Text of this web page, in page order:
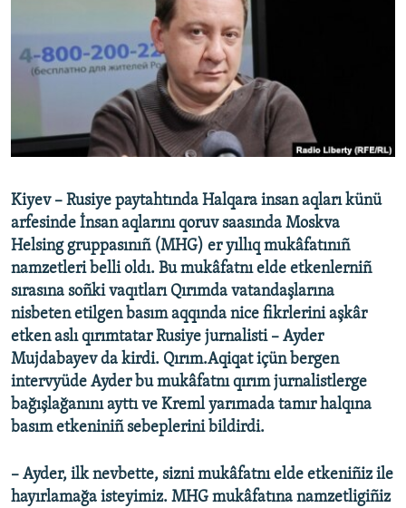
Українською
RFE/RS bütün saytları
Kiyev – Rusiye paytahtında Halqara insan aqları künü
arfesinde İnsan aqlarını qoruv saasında Moskva
Helsing gruppasınıñ (MHG) er yıllıq mukâfatınıñ
namzetleri belli oldı. Bu mukâfatnı elde etkenlerniñ
sırasına soñki vaqıtları Qırımda vatandaşlarına
nisbeten etilgen basım aqqında nice fikrlerini aşkâr
etken aslı qırımtatar Rusiye jurnalisti – Ayder
Mujdabayev da kirdi. Qırım.Aqiqat içün bergen
intervyüde Ayder bu mukâfatnı qırım jurnalistlerge
bağışlağanını ayttı ve Kreml yarımada tamır halqına
basım etkeniniñ sebeplerini bildirdi.
– Ayder, ilk nevbette, sizni mukâfatnı elde etkeniñiz ile
hayırlamağa isteyimiz. MHG mukâfatına namzetligiñiz